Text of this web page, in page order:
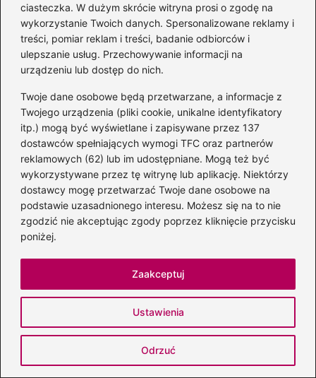
ciasteczka. W dużym skrócie witryna prosi o zgodę na
wykorzystanie Twoich danych. Spersonalizowane reklamy i
treści, pomiar reklam i treści, badanie odbiorców i
ulepszanie usług. Przechowywanie informacji na
urządzeniu lub dostęp do nich.
Twoje dane osobowe będą przetwarzane, a informacje z
Twojego urządzenia (pliki cookie, unikalne identyfikatory
itp.) mogą być wyświetlane i zapisywane przez 137
dostawców spełniających wymogi TFC oraz partnerów
reklamowych (62) lub im udostępniane. Mogą też być
wykorzystywane przez tę witrynę lub aplikację. Niektórzy
dostawcy mogę przetwarzać Twoje dane osobowe na
podstawie uzasadnionego interesu. Możesz się na to nie
zgodzić nie akceptując zgody poprzez kliknięcie przycisku
poniżej.
Ustawienia
Odrzuć
Zaakceptuj
Faustyna Skoczylas
Autorka bloga DobraStacja.pl, która z pasją pisze o muzyce
w jej różnych odsłonach — od dźwięków płynących z
instrumentów, przez twórczość muzyków, aż po stacje
radiowe, które nadają rytm codzienności. Interesuje się
zarówno klasycznymi brzmieniami, jak i współczesnymi
trendami, łącząc wiedzę z autentyczną miłością do
dźwięku.
Na DobraStacja.pl porusza tematy związane z
instrumentami muzycznymi, ich historią, brzmieniem i
zastosowaniem, a także przybliża sylwetki muzyków,
zespołów i artystów. Dużą uwagę poświęca również
stacjom radiowym — analizuje ich formaty, repertuar i rolę,
←
Niezapomniane teksty piosenek biesiadnych: utwory,
które rozkręcą każdą imprezę
→
DB – odkryj tajemnice baz danych i ich zastosowanie